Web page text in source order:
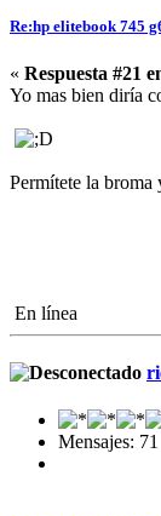
Re:hp elitebook 745
« Respuesta #21
Yo mas bien diría
Permítete la broma
En línea
Mensajes: 71